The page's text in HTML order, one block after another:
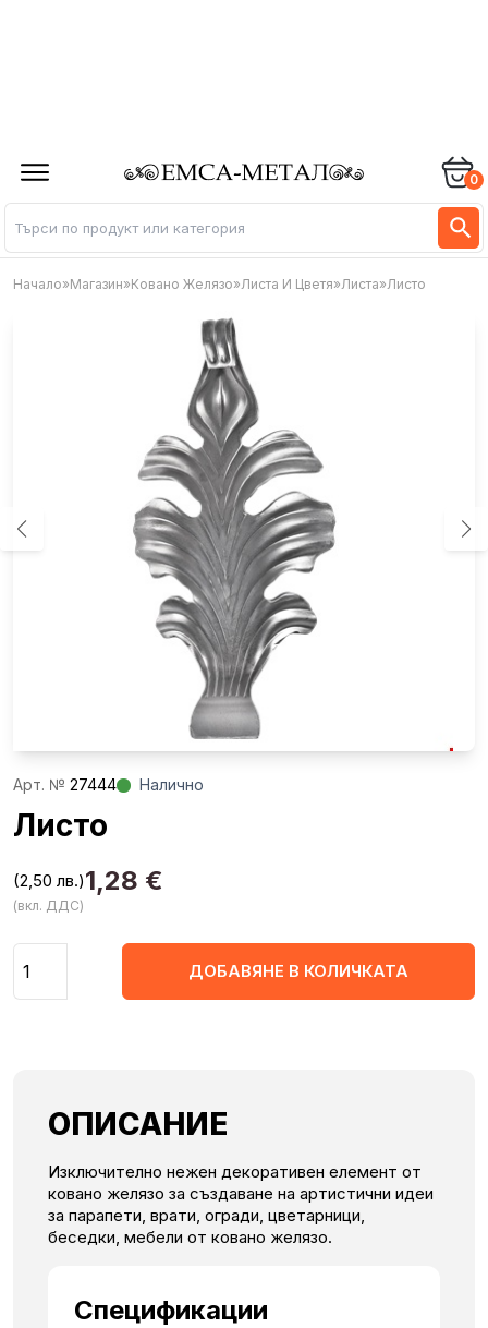
0
Начало»Магазин»Ковано Желязо»Листа И Цветя»Листа»Листо
Aрт. № 27444 Налично
Листо
1,28 €
(2,50 лв.)
(вкл. ДДС)
ДОБАВЯНЕ В КОЛИЧКАТА
ОПИСАНИЕ
Изключително нежен декоративен елемент от
ковано желязо за създаване на артистични идеи
за парапети, врати, огради, цветарници,
беседки, мебели от ковано желязо.
Спецификации